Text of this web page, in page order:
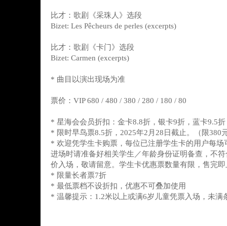
比才：歌剧《采珠人》选段
Bizet: Les Pêcheurs de perles (excerpts)
比才：歌剧《卡门》选段
Bizet: Carmen (excerpts)
* 曲目以演出现场为准
票价：VIP 680 / 480 / 380 / 280 / 180 / 80
* 星海会会员折扣：金卡8.8折，银卡9折，蓝卡9.5折
* 限时早鸟票8.5折，2025年2月28日截止。（限380
* 欢迎凭学生卡购票，每位已注册学生卡的用户每场
进场时请准备好相关学生／年龄身份证明备查，不
价入场，敬请留意。学生卡优惠票数量有限，售完即
* 限量长者票7折
* 最低票档不设折扣，优惠不可叠加使用
* 温馨提示：1.2米以上或满6岁儿童凭票入场，未满